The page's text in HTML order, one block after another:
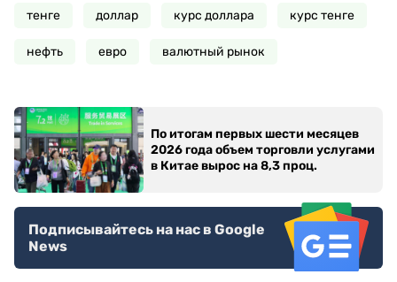
тенге доллар курс доллара курс тенге
нефть евро валютный рынок
По итогам первых шести месяцев
2026 года объем торговли услугами
в Китае вырос на 8,3 проц.
Подписывайтесь на нас в Google
News